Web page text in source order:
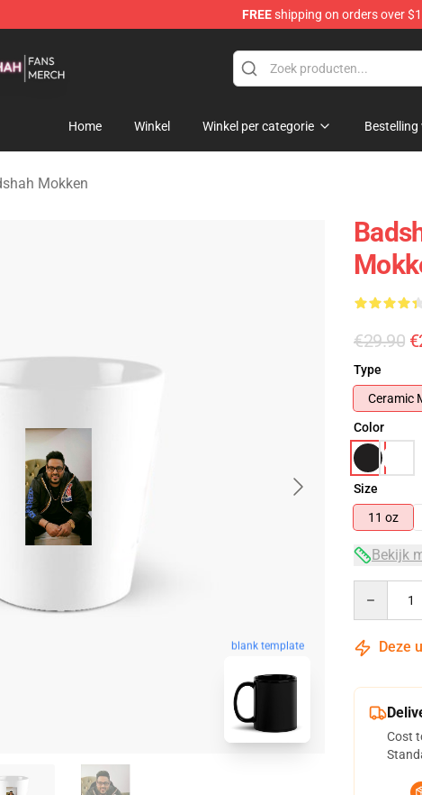
FREEshipping on orders over
Home Winkel Winkel per categorie Bestelling
Mokken
blank template
€29.90
Type
Ceramic
Color
Size
11 oz
Bekijk
Deze
Cost